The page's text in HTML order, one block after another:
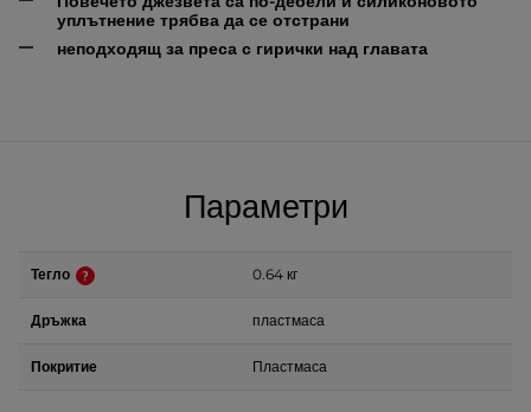
уплътнение трябва да се отстрани
неподходящ за преса с гирички над главата
Параметри
Тегло 0.64 кг
Дръжка пластмаса
Покритие Пластмаса